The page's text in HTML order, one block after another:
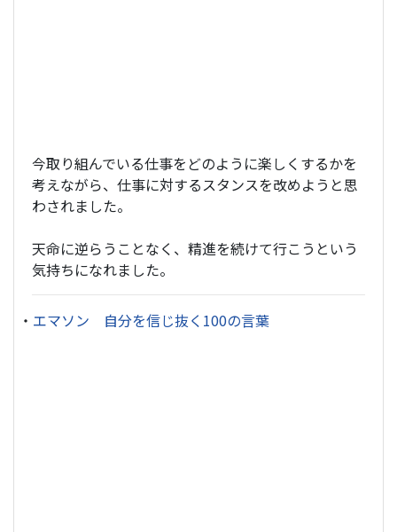
今取り組んでいる仕事をどのように楽しくするかを
考えながら、仕事に対するスタンスを改めようと思
わされました。
天命に逆らうことなく、精進を続けて行こうという
気持ちになれました。
・ エマソン 自分を信じ抜く100の言葉